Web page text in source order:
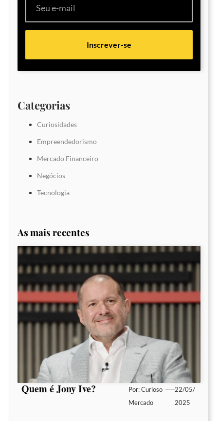
Inscrever-se
Categorias
Curiosidades
Empreendedorismo
Mercado Financeiro
Negócios
Tecnologia
As mais recentes
Quem é Jony Ive? Por:Curioso
Mercado
22/05/
2025